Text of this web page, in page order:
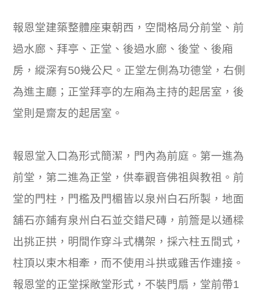
報恩堂建築整體座東朝西，空間格局分前堂、前
過水廊、拜亭、正堂、後過水廊、後堂、後廂
房，縱深有50幾公尺。正堂左側為功德堂，右側
為進主廳；正堂拜亭的左廂為主持的起居室，後
堂則是齋友的起居室。
報恩堂入口為形式簡潔，門內為前庭。第一進為
前堂，第二進為正堂，供奉觀音佛祖與教祖。前
堂的門柱，門檻及門楣皆以泉州白石所製，地面
舖石亦鋪有泉州白石並交錯尺磚，前簷是以通樑
出挑正拱，明間作穿斗式構架，採六柱五間式，
柱頂以束木相牽，而不使用斗拱或雞舌作連接。
報恩堂的正堂採敞堂形式，不裝門扇，堂前帶1